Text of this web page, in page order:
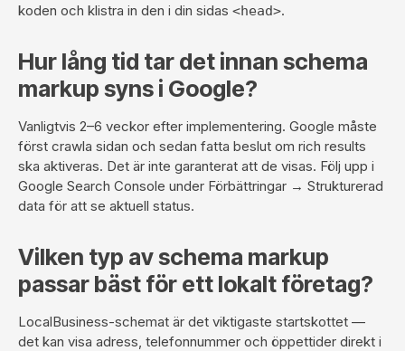
koden och klistra in den i din sidas <head>.
Hur lång tid tar det innan schema
markup syns i Google?
Vanligtvis 2–6 veckor efter implementering. Google måste
först crawla sidan och sedan fatta beslut om rich results
ska aktiveras. Det är inte garanterat att de visas. Följ upp i
Google Search Console under Förbättringar → Strukturerad
data för att se aktuell status.
Vilken typ av schema markup
passar bäst för ett lokalt företag?
LocalBusiness-schemat är det viktigaste startskottet —
det kan visa adress, telefonnummer och öppettider direkt i